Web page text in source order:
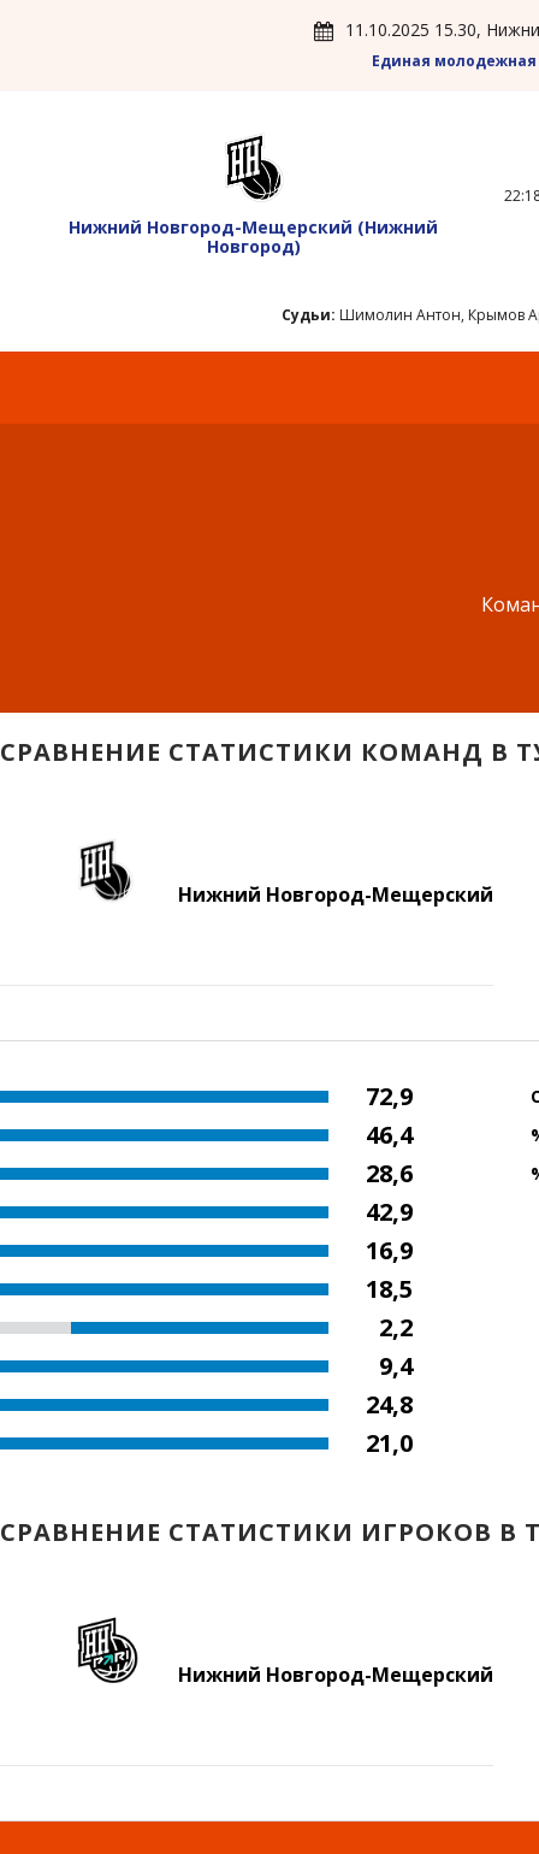
11.10.2025 15.30,
Единая
Нижний Новгород-Мещерский (Нижний
Новгород)
Судьи: Шимолин Антон, Крымов
СРАВНЕНИЕ СТАТИСТИКИ КОМАНД В
Нижний Новгород-Мещерский
72,9
46,4
28,6
42,9
16,9
18,5
2,2
9,4
24,8
21,0
СРАВНЕНИЕ СТАТИСТИКИ ИГРОКОВ В
Нижний Новгород-Мещерский